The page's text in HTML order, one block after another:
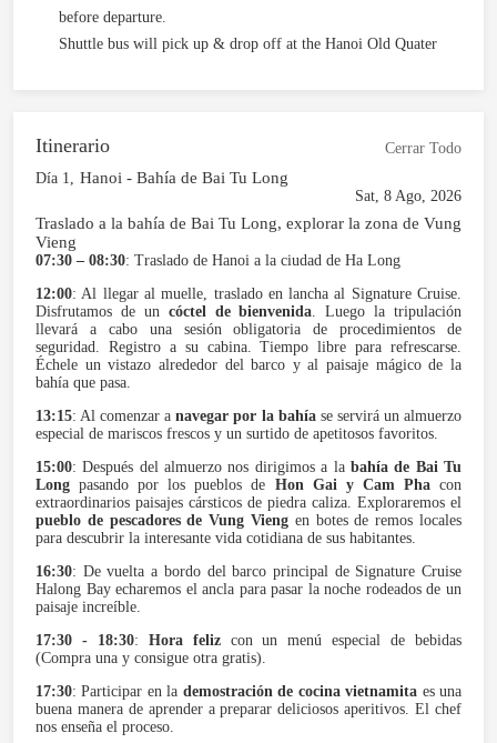
before departure.
Shuttle bus will pick up & drop off at the Hanoi Old Quater
Itinerario
Cerrar Todo
Día 1,
Hanoi - Bahía de Bai Tu Long
Sat, 8 Ago, 2026
Traslado a la bahía de Bai Tu Long, explorar la zona de Vung
Vieng
07:30 – 08:30: Traslado de Hanoi a la ciudad de Ha Long
12:00: Al llegar al muelle, traslado en lancha al Signature Cruise.
Disfrutamos de un cóctel de bienvenida . Luego la tripulación
llevará a cabo una sesión obligatoria de procedimientos de
seguridad. Registro a su cabina. Tiempo libre para refrescarse.
Échele un vistazo alrededor del barco y al paisaje mágico de la
bahía que pasa.
13:15: Al comenzar anavegar por la bahíase servirá un almuerzo
especial de mariscos frescos y un surtido de apetitosos favoritos.
15:00: Después del almuerzo nos dirigimos a la bahía de Bai Tu
Longpasando por los pueblos de Hon Gai y Cam Phacon
extraordinarios paisajes cársticos de piedra caliza. Exploraremos el
pueblo de pescadores de Vung Vieng en botes de remos locales
para descubrir la interesante vida cotidiana de sus habitantes.
16:30: De vuelta a bordo del barco principal de Signature Cruise
Halong Bay echaremos el ancla para pasar la noche rodeados de un
paisaje increíble.
17:30 - 18:30: Hora feliz con un menú especial de bebidas
(Compra una y consigue otra gratis).
17:30: Participar en la demostración de cocina vietnamita es una
buena manera de aprender a preparar deliciosos aperitivos. El chef
nos enseña el proceso.